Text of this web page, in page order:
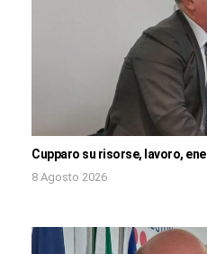
Cupparo su risorse, lavoro,
8 Agosto 2026